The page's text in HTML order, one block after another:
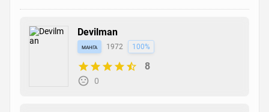
Devilman
манга 1972 100%
8
0